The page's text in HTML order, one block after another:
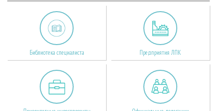
Библиотека специалиста Предприятия ЛПК